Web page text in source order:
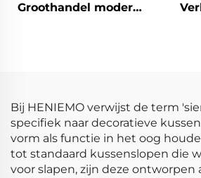
Groothandel modern
Bij HENIEMO verwijst de term
specifiek naar decoratieve
vorm als functie in het oog
tot standaard kussenslopen die
voor slapen, zijn deze ontworpen